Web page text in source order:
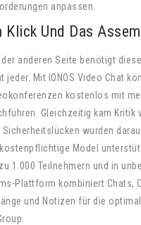
anpassen.
Klick Und Das
anderen Seite benötigt
jeder. Mit IONOS Video Chat
kostenlos mit
Gleichzeitig kam Kritik
Sicherheitslücken wurden
kostenpflichtige Model
1.000 Teilnehmern und in
Plattform kombiniert Chats,
und Notizen für die